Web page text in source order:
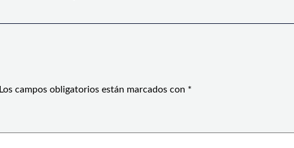
Los campos obligatorios están marcados con *